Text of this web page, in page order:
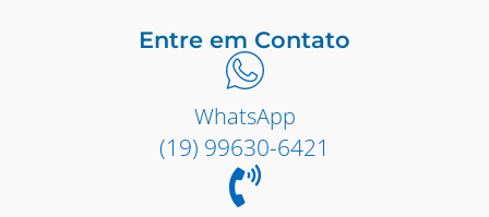
Entre em Contato
WhatsApp
(19) 99630-6421